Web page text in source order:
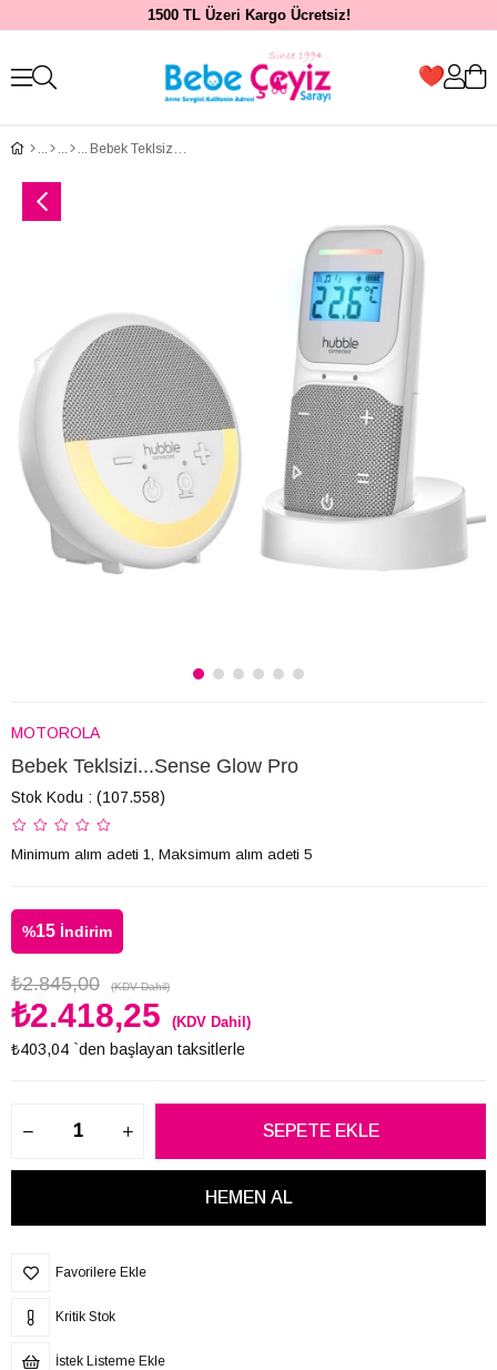
1500 TL Üzeri Kargo Ücretsiz!
Bebek Teklsizi...Sense Glow Pro
MOTOROLA
Bebek Teklsizi...Sense Glow Pro
Stok Kodu (107.558)
Minimum alım adeti 1, Maksimum alım adeti 5
%15 İndirim
₺2.845,00 (KDV Dahil)
₺2.418,25 (KDV Dahil)
₺403,04 `den başlayan taksitlerle
Favorilere Ekle
Kritik Stok
İstek Listeme Ekle